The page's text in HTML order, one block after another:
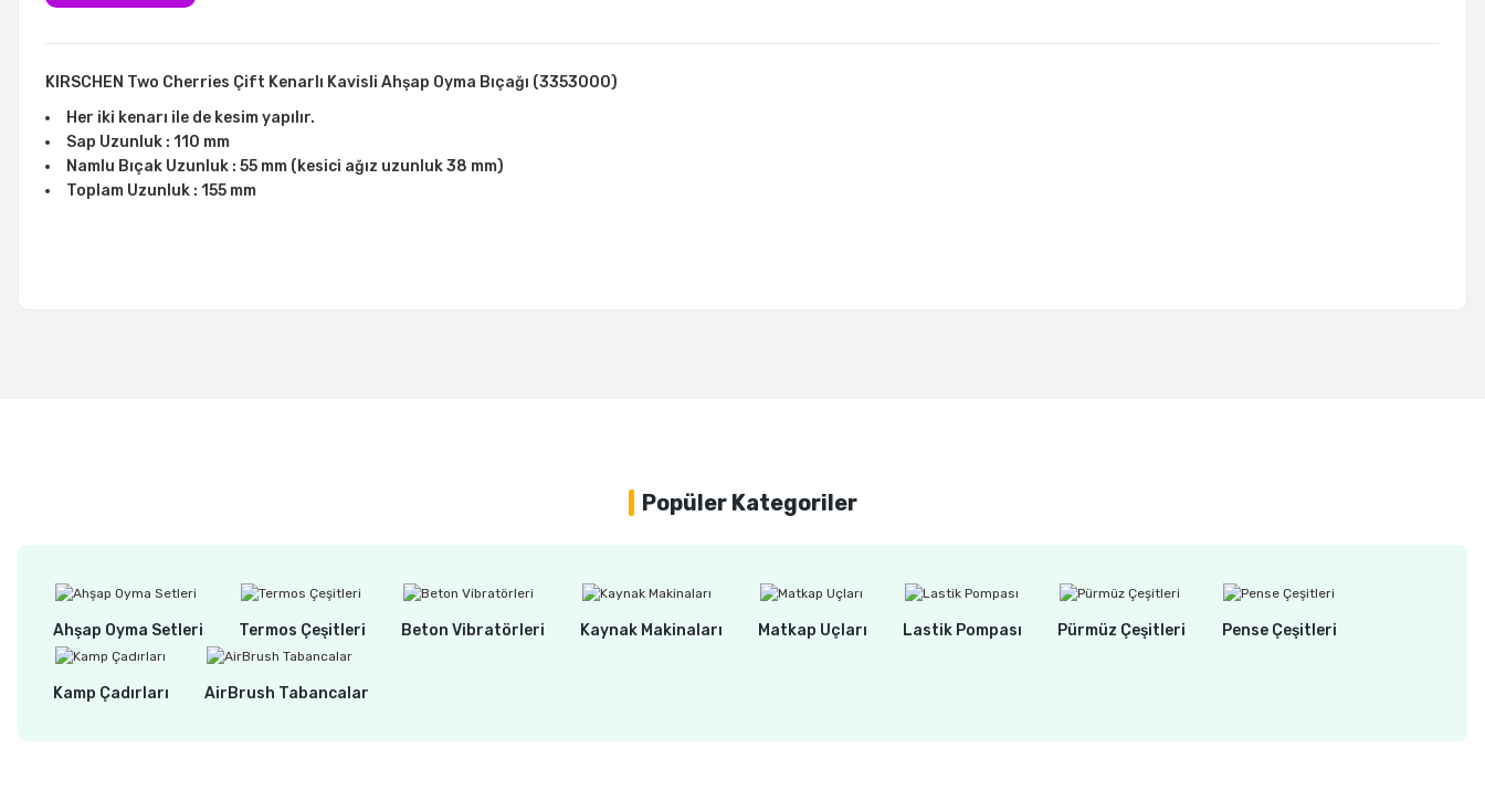
KIRSCHEN Two Cherries Çift Kenarlı Kavisli Ahşap Oyma Bıçağı (3353000)
Her iki kenarı ile de kesim yapılır.
Sap Uzunluk : 110 mm
Namlu Bıçak Uzunluk : 55 mm (kesici ağız uzunluk 38 mm)
Toplam Uzunluk : 155 mm
Popüler Kategoriler
Ahşap Oyma Setleri Termos Çeşitleri Beton Vibratörleri Kaynak Makinaları Matkap Uçları Lastik Pompası Pürmüz Çeşitleri Pense Çeşitleri
Kamp Çadırları AirBrush Tabancalar